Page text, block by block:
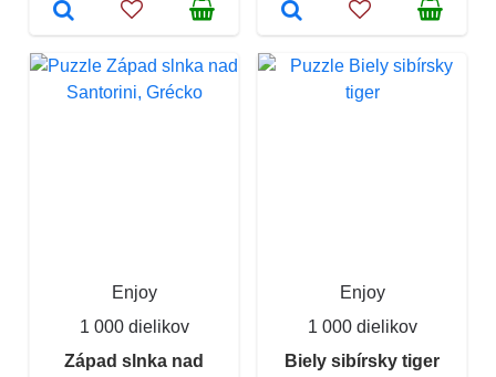
Enjoy
1 000 dielikov
Západ slnka nad
Enjoy
1 000 dielikov
Biely sibírsky tiger